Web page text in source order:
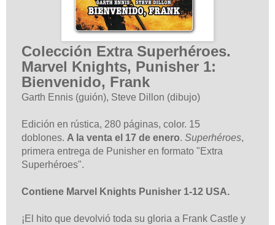
Colección Extra Superhéroes.
Marvel Knights, Punisher 1:
Bienvenido, Frank
Garth Ennis (guión), Steve Dillon (dibujo)
Edición en rústica, 280 páginas, color. 15
doblones. A la venta el 17 de enero. Superhéroes,
primera entrega de Punisher en formato "Extra
Superhéroes".
Contiene Marvel Knights Punisher 1-12 USA.
¡El hito que devolvió toda su gloria a Frank Castle y